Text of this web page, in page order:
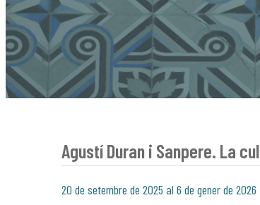
Agustí Duran i Sanpere. La
20 de setembre de 2025 al 6 de gener de 2026